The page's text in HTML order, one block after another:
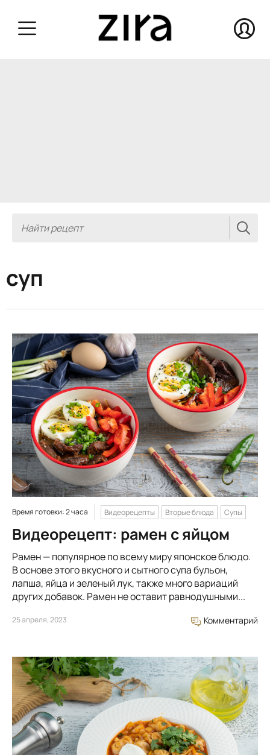
суп
Время готовки: 2 часа Видеорецепты Вторые блюда Супы
Видеорецепт: рамен с яйцом
Рамен — популярное по всему миру японское блюдо.
В основе этого вкусного и сытного супа бульон,
лапша, яйца и зеленый лук, также много вариаций
других добавок. Рамен не оставит равнодушными...
25 апреля, 2023 Комментарий